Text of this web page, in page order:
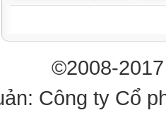
Chủ nghĩa xã hội : CNXH
Sáng kiến kinh nghiệm :
©2008-
Công ty Cổ